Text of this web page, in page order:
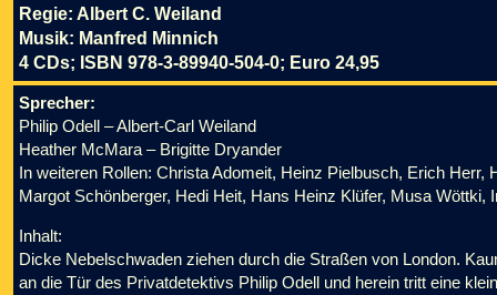
Regie: Albert C. Weiland
Musik: Manfred Minnich
4 CDs; ISBN 978-3-89940-504-0; Euro 24,95
Sprecher:
Philip Odell – Albert-Carl Weiland
Heather McMara – Brigitte Dryander
In weiteren Rollen: Christa Adomeit, Heinz Pielbusch, Erich
Margot Schönberger, Hedi Heit, Hans Heinz Klüfer, Musa
Inhalt:
Dicke Nebelschwaden ziehen durch die Straßen von London.
an die Tür des Privatdetektivs Philip Odell und herein tritt eine